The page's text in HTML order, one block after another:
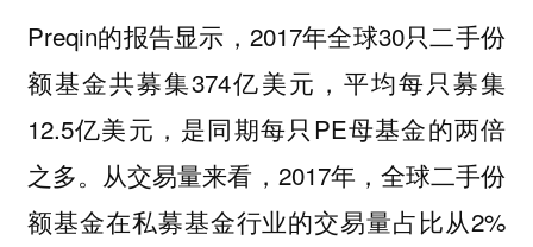
Preqin的报告显示，2017年全球30只二手份
额基金共募集374亿美元，平均每只募集
12.5亿美元，是同期每只PE母基金的两倍
之多。从交易量来看， 2017年，全球二手份
额基金在私募基金行业的交易量占比从2%